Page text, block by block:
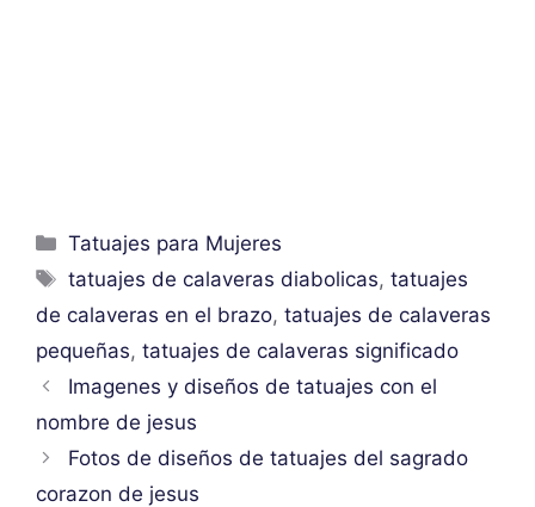
Categorías
Tatuajes para Mujeres
Etiquetas
tatuajes de calaveras diabolicas,tatuajes
de calaveras en el brazo, tatuajes de calaveras
pequeñas, tatuajes de calaveras significado
Imagenes y diseños de tatuajes con el
nombre de jesus
Fotos de diseños de tatuajes del sagrado
corazon de jesus